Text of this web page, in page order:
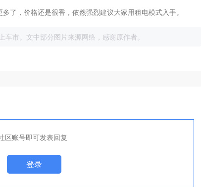
了，价格还是很香，依然强烈建议大家用租电模式入手。
市。文中部分图片来源网络，感谢原作者。
区账号即可发表回复
登录